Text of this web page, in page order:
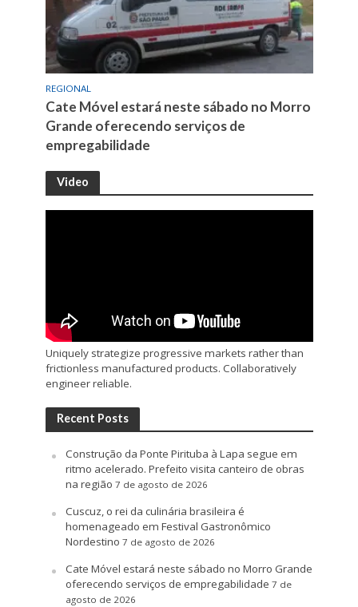
REGIONAL
Cate Móvel estará neste sábado no Morro
Grande oferecendo serviços de
empregabilidade
Video
Uniquely strategize progressive markets rather than
frictionless manufactured products. Collaboratively
engineer reliable.
Recent Posts
Construção da Ponte Pirituba à Lapa segue em
ritmo acelerado. Prefeito visita canteiro de obras
na região 7 de agosto de 2026
Cuscuz, o rei da culinária brasileira é
homenageado em Festival Gastronômico
Nordestino 7 de agosto de 2026
Cate Móvel estará neste sábado no Morro Grande
oferecendo serviços de empregabilidade 7 de
agosto de 2026